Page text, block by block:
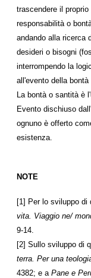
trascendere il
responsabilità o
andando alla ricerca
desideri o bisogni
interrompendo la
all'evento della
La bontà o santità è
Evento dischiuso
ognuno è offerto
esistenza.
NOTE
[1] Per lo sviluppo di
vita. Viaggio ne/
9-14.
[2] Sullo sviluppo di
terra. Per una
4382; e a Pane e